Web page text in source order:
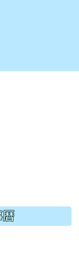
學推動交
曆